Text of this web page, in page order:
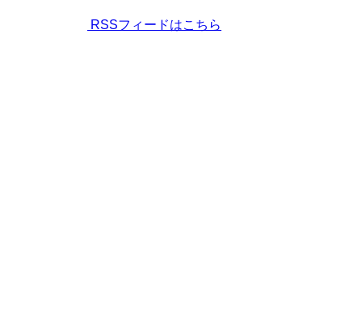
RSSフィードはこちら